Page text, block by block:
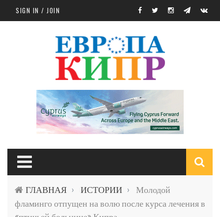
Skip to main content
SIGN IN / JOIN
ГЛАВНАЯ › ИСТОРИИ ›
Молодой
фламинго отпущен на волю после курса лечения в